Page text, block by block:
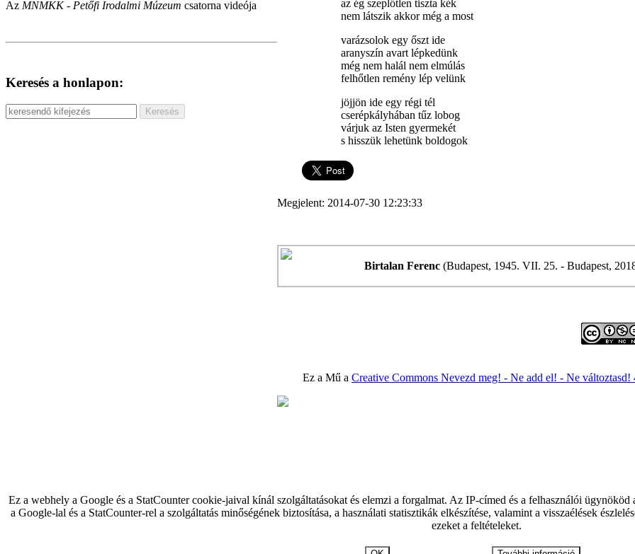
Az MNMKK - Petőfi Irodalmi Múzeum csatorna videója
Keresés a honlapon:
az ég szeplőtlen tiszta kék
nem látszik akkor még a most
varázsolok egy őszt ide
aranyszín avart lépkedünk
még nem halál nem elmúlás
felhőtlen remény lép velünk
jöjjön ide egy régi tél
cserépkályhában tűz lobog
várjuk az Isten gyermekét
s hisszük lehetünk boldogok
Megjelent: 2014-07-30 12:23:33
Birtalan Ferenc (Budapest, 1945. VII. 25. - Budapest,
Ez a Mű a Creative Commons Nevezd meg! - Ne add el! - Ne
Ez a webhely a Google és a StatCounter cookie-jaival kínál szolgáltatásokat és elemzi a forgalmat. Az IP-címed és a felhasználói
a Google-lal és a StatCounter-rel a szolgáltatás minőségének biztosítása, a használati statisztikák elkészítése, valamint a visszaélések
ezeket a feltételeket.